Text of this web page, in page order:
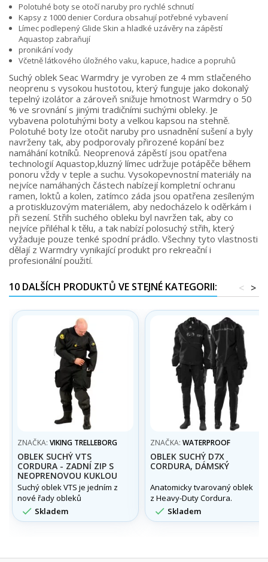
Polotuhé boty se otočí naruby pro rychlé schnutí
Kapsy z 1000 denier Cordura obsahují potřebné vybavení
Límec podlepený Glide Skin a hladké uzávěry na zápěstí
Aquastop zabraňují
pronikání vody
Včetně látkového úložného vaku, kapuce, hadice a popruhů
Suchý oblek Seac Warmdry je vyroben ze 4 mm stlačeného
neoprenu s vysokou hustotou, který funguje jako dokonalý
tepelný izolátor a zároveň snižuje hmotnost Warmdry o 50
% ve srovnání s jinými tradičními suchými obleky. Je
vybavena polotuhými boty a velkou kapsou na stehně.
Polotuhé boty lze otočit naruby pro usnadnění sušení a byly
navrženy tak, aby podporovaly přirozené kopání bez
namáhání kotníků. Neoprenová zápěstí jsou opatřena
technologií Aquastop,kluzný límec udržuje potápěče během
ponoru vždy v teple a suchu. Vysokopevnostní materiály na
nejvíce namáhaných částech nabízejí kompletní ochranu
ramen, loktů a kolen, zatímco záda jsou opatřena zesíleným
a protiskluzovým materiálem, aby nedocházelo k oděrkám i
při sezení. Střih suchého obleku byl navržen tak, aby co
nejvíce přiléhal k tělu, a tak nabízí polosuchý střih, který
vyžaduje pouze tenké spodní prádlo. Všechny tyto vlastnosti
dělají z Warmdry vynikající produkt pro rekreační i
profesionální použití.
10 DALŠÍCH PRODUKTŮ VE STEJNÉ KATEGORII: >
<
ZNAČKA: VIKING TRELLEBORG
OBLEK SUCHÝ VTS
CORDURA - ZADNÍ ZIP S
NEOPRENOVOU KUKLOU
Suchý oblek VTS je jedním z
nové řady obleků
vyrobených. Tyto lehké, ale
zároveň robusní obleky jsou
 Skladem
ZNAČKA: WATERPROOF
OBLEK SUCHÝ D7X
CORDURA, DÁMSKÝ
Anatomicky tvarovaný oblek
z Heavy-Duty Cordura.
 Skladem